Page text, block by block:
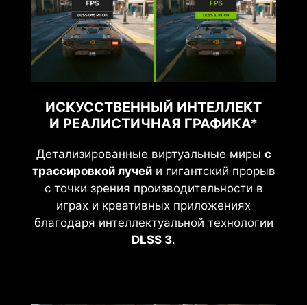
ИСКУССТВЕННЫЙ ИНТЕЛЛЕКТ
И РЕАЛИСТИЧНАЯ ГРАФИКА*
Детализированные виртуальные миры с
трассировкой лучейи гигантский прорыв
с точки зрения производительности в
играх и креативных приложениях
благодаря интеллектуальной технологии
DLSS 3.